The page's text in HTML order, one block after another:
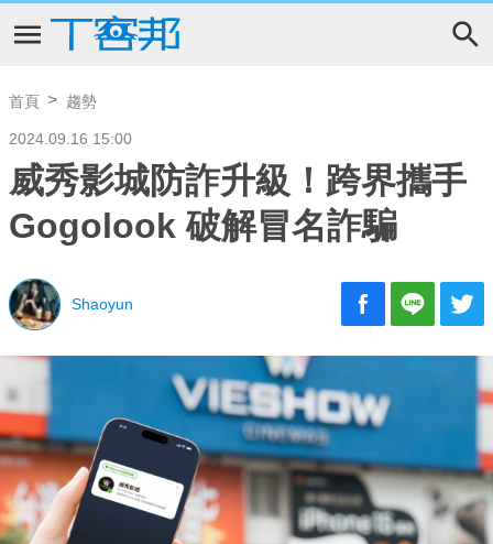
首頁 趨勢
2024.09.16 15:00
威秀影城防詐升級！跨界攜手
Gogolook 破解冒名詐騙
Shaoyun